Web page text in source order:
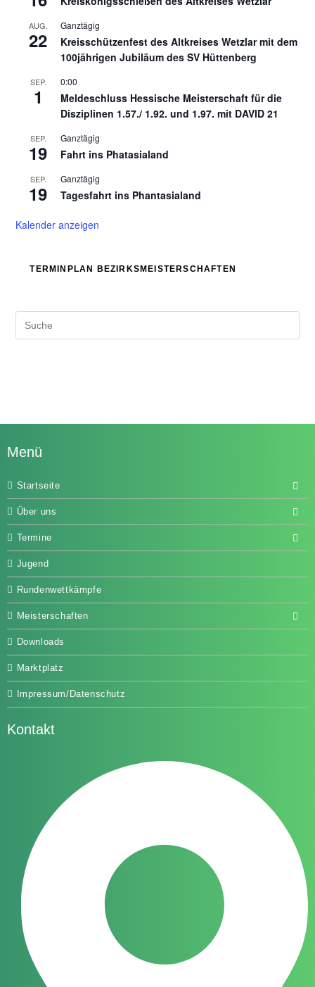
AUG.
22
Ganztägig
Kreisschützenfest des Altkreises Wetzlar mit dem
100jährigen Jubiläum des SV Hüttenberg
SEP.
1
0:00
Meldeschluss Hessische Meisterschaft für die
Disziplinen 1.57./ 1.92. und 1.97. mit DAVID 21
SEP.
19
Ganztägig
Fahrt ins Phatasialand
SEP.
19
Ganztägig
Tagesfahrt ins Phantasialand
Kalender anzeigen
TERMINPLAN BEZIRKSMEISTERSCHAFTEN
Menü
Startseite
Über uns
Termine
Jugend
Rundenwettkämpfe
Meisterschaften
Downloads
Marktplatz
Impressum/Datenschutz
Kontakt